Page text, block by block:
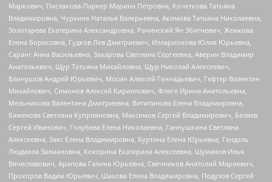
Маркович, Пислакова-Паркер Марина Петровна, Кочеткова Татьяна
Владимировна, Чуркина Наталья Валерьевна, Акимова Татьяна Николаевна,
Золотарева Екатерина Александровна, Рачинский Ян Збигневич, Жемкова
Елена Борисовна, Гудков Лев Дмитриевич, Илларионова Юлия Юрьевна,
Саранг Анна Васильевна, Захарова Светлана Сергеевна, Аверин Владимир
Анатольевич, Щур Татьяна Михайловна, Щур Николай Алексеевич,
Блинушов Андрей Юрьевич, Мосин Алексей Геннадьевич, Гефтер Валентин
Михайлович, Симонов Алексей Кириллович, Флиге Ирина Анатольевна,
Мельникова Валентина Дмитриевна, Вититинова Елена Владимировна,
Баженова Светлана Куприяновна, Максимов Сергей Владимирович, Беляев
Сергей Иванович, Голубева Елена Николаевна, Ганнушкина Светлана
Алексеевна, Закс Елена Владимировна, Буртина Елена Юрьевна, Гендель
Людмила Залмановна, Кокорина Екатерина Алексеевна, Шуманов Илья
Вячеславович, Арапова Галина Юрьевна, Свечников Анатолий Мариевич,
Прохоров Вадим Юрьевич, Шахова Елена Владимировна, Подузов Сергей